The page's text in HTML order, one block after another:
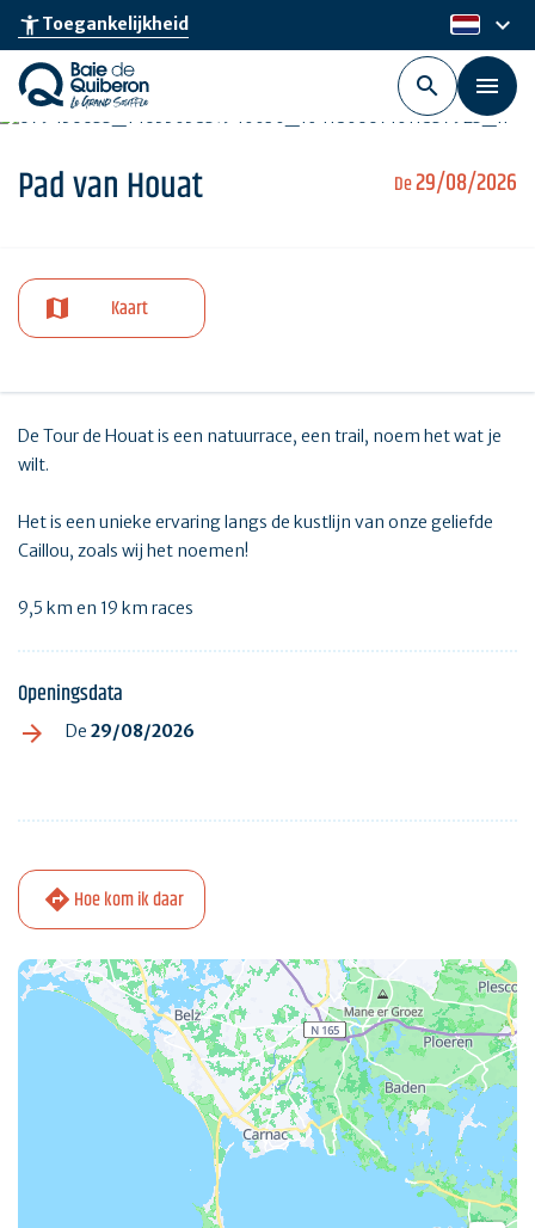
Skip
main
content
accessibility_newToegankelijkheid nl
keyboard_arrow_down
De29/08/2026
Pad van Houat
Kaart
De Tour de Houat is een natuurrace, een trail, noem het wat je
wilt.
Het is een unieke ervaring langs de kustlijn van onze geliefde
Caillou, zoals wij het noemen!
9,5 km en 19 km races
Openingsdata
De 29/08/2026
Hoe kom ik daar